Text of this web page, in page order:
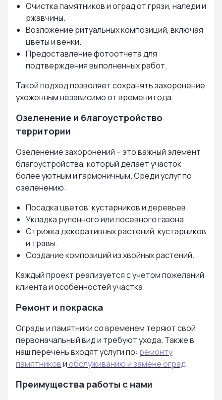
Очистка памятников и оград от грязи, наледи и
ржавчины.
Возложение ритуальных композиций, включая
цветы и венки.
Предоставление фотоотчета для
подтверждения выполненных работ.
Такой подход позволяет сохранять захоронение
ухоженным независимо от времени года.
Озеленение и благоустройство
территории
Озеленение захоронений – это важный элемент
благоустройства, который делает участок
более уютным и гармоничным. Среди услуг по
озеленению:
Посадка цветов, кустарников и деревьев.
Укладка рулонного или посевного газона.
Стрижка декоративных растений, кустарников
и травы.
Создание композиций из хвойных растений.
Каждый проект реализуется с учетом пожеланий
клиента и особенностей участка.
Ремонт и покраска
Ограды и памятники со временем теряют свой
первоначальный вид и требуют ухода. Также в
наш перечень входят услуги по: ремонту
памятниковиобслуживанию и замене оград.
Преимущества работы с нами